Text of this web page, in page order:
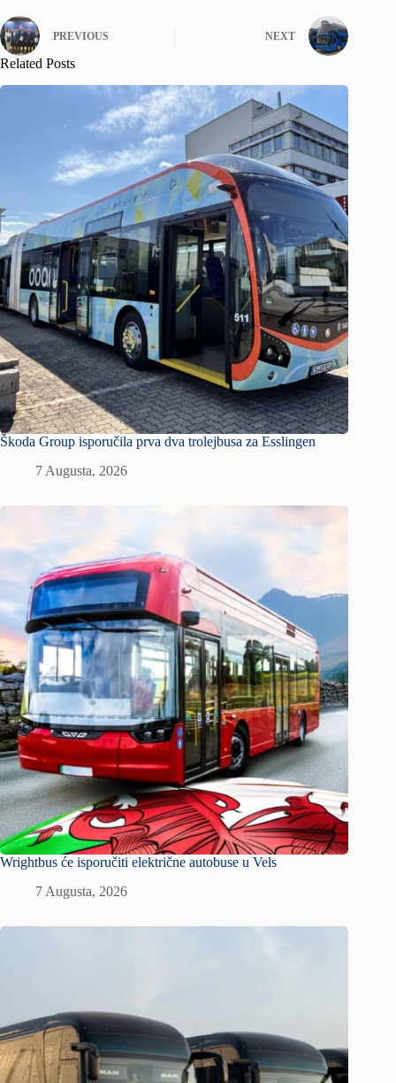
PREVIOUS NEXT
Related Posts
Škoda Group isporučila prva dva trolejbusa za Esslingen
7 Augusta, 2026
Wrightbus će isporučiti električne autobuse u Vels
7 Augusta, 2026